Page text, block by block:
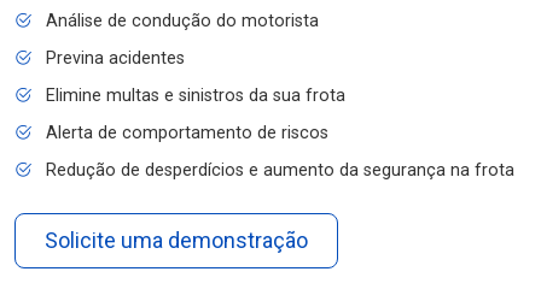
Análise de condução do motorista
Previna acidentes
Elimine multas e sinistros da sua frota
Alerta de comportamento de riscos
Redução de desperdícios e aumento da segurança na frota
Solicite uma demonstração